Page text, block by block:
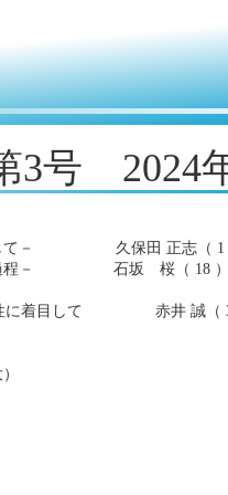
3号 2024
として－ 久保田 正志（ 1
開過程－ 石坂 桜（ 18 ）
性に着目して 赤井 誠（